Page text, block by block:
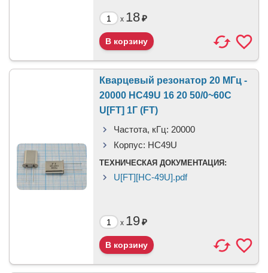
x 18₽
Кварцевый резонатор 20 МГц -
20000 HC49U 16 20 50/0~60C
U[FT] 1Г (FT)
Частота, кГц: 20000
Корпус: HC49U
ТЕХНИЧЕСКАЯ ДОКУМЕНТАЦИЯ:
U[FT][HC-49U].pdf
x 19₽